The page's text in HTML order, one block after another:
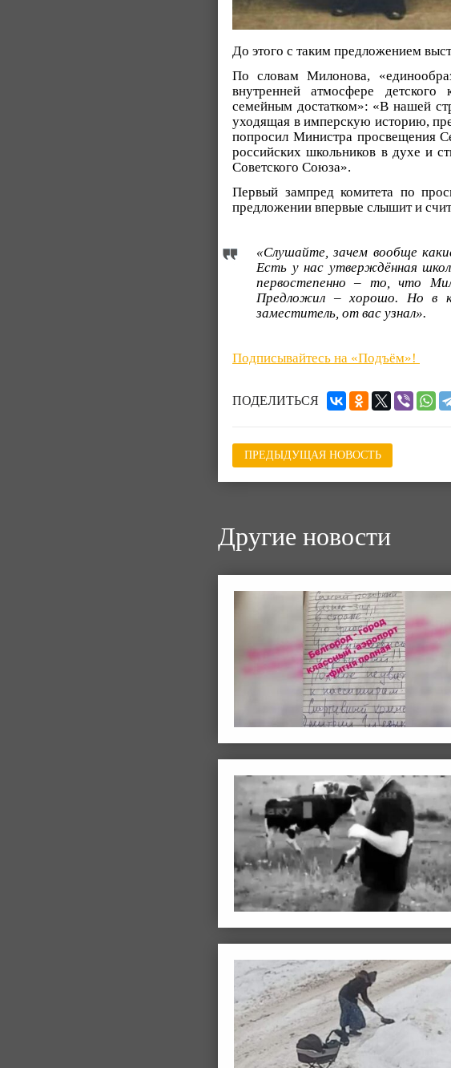
До этого с таким предложением
По словам Милонова,
внутренней атмосфере детского
семейным достатком»: «В нашей
уходящая в имперскую историю,
попросил Министра просвещения
российских школьников в духе и
Советского Союза».
Первый зампред комитета по
предложении впервые слышит и
«Слушайте, зачем вообще
Есть у нас утверждённая
первостепенно – то, что
Предложил – хорошо. Но в
заместитель, от вас узнал».
Подписывайтесь на «Подъём»!
ПОДЕЛИТЬСЯ
ПРЕДЫДУЩАЯ НОВОСТЬ
Другие новости